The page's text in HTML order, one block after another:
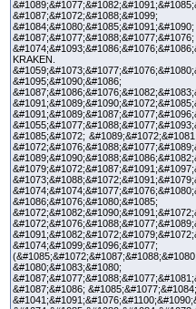
&#1087;&#1072;&#1088;&#1099;
&#1084;&#1080;&#1085;&#1091;&#1090;
&#1087;&#1077;&#1088;&#1077;&#1076;
KRAKEN.
&#1095;&#1090;&#1086;
&#1085;&#1072;
&#1074;&#1099;&#1096;&#1077;
&#1087;&#1086;